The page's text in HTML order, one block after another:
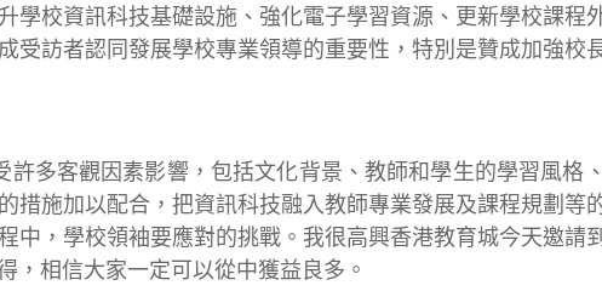
學校資訊科技基礎設施、強化電子學習資源、更新學校課程
受訪者認同發展學校專業領導的重要性，特別是贊成加強校
客觀因素影響，包括文化背景、教師和學生的學習風格
措施加以配合，把資訊科技融入教師專業發展及課程規劃等
中，學校領袖要應對的挑戰。我很高興香港教育城今天邀請
，相信大家一定可以從中獲益良多。